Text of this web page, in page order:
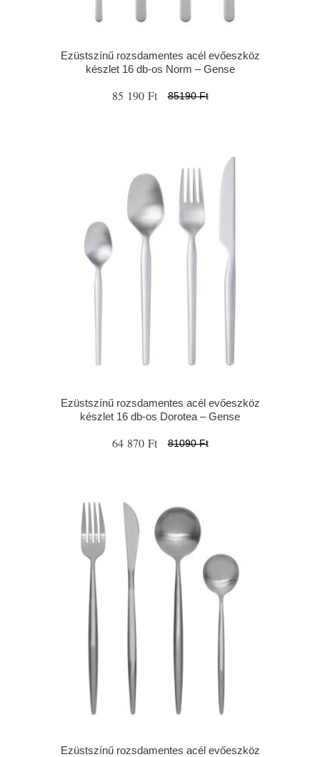
Ezüstszínű rozsdamentes acél evőeszköz
készlet 16 db-os Norm – Gense
85 190 Ft 85190 Ft
Ezüstszínű rozsdamentes acél evőeszköz
készlet 16 db-os Dorotea – Gense
64 870 Ft 81090 Ft
Ezüstszínű rozsdamentes acél evőeszköz